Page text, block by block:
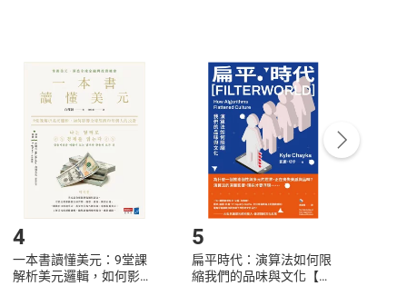
點選「瀏覽訂單明細」 「申請取消訂單/退
貨。
付款方式
Payment
完成訂單
Complete
號，下載書籍後看書
4
一本書讀懂美元：9堂課
解析美元邏輯，如何影響
5
扁平時代：演算法如何限
縮我們的品味與文化【電